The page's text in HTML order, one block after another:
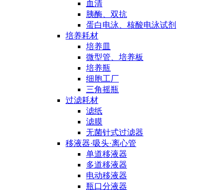
血清
胰酶、双抗
蛋白电泳、核酸电泳试剂
培养耗材
培养皿
微型管、培养板
培养瓶
细胞工厂
三角摇瓶
过滤耗材
滤纸
滤膜
无菌针式过滤器
移液器·吸头·离心管
单道移液器
多道移液器
电动移液器
瓶口分液器